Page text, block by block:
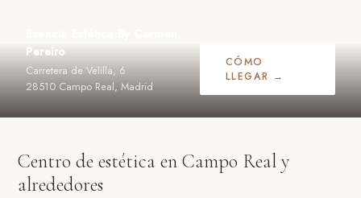
Pereiro
Carretera de Velilla, 6
28510 Campo Real, Madrid
CÓMO
LLEGAR →
Centro de estética en Campo Real y
alrededores